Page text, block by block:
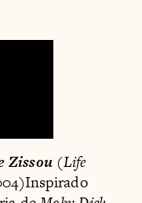
Zissou (Life